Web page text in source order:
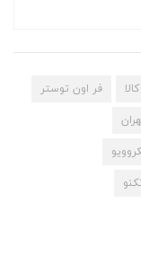
فر اون توستر